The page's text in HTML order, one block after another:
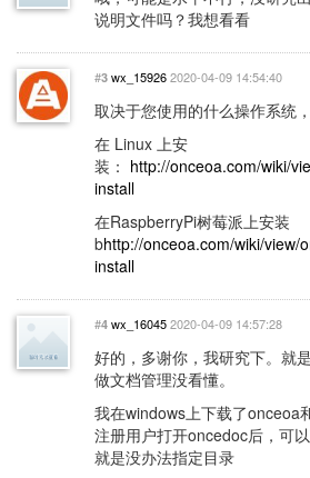
说明文件吗？我想看看
#3 wx_159262020-04-09 14:54:40
取决于您使用的什么操作系统
在 Linux 上安
装： http://onceoa.com/wiki/
install
在RaspberryPi树莓派上安装
bhttp://onceoa.com/wiki/view/
install
#4 wx_160452020-04-09 14:57:28
好的，多谢你，我研究下。就
做文档管理没看懂。
我在windows上下载了onceoa
注册用户打开oncedoc后，可
就是没办法指定目录